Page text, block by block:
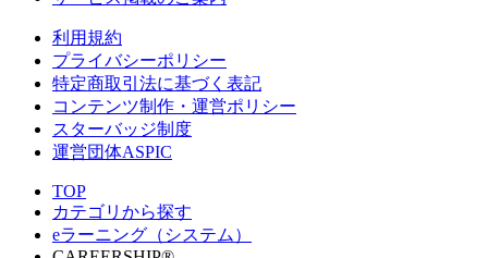
利用規約
プライバシーポリシー
特定商取引法に基づく表記
コンテンツ制作・運営ポリシー
スターバッジ制度
運営団体ASPIC
TOP
カテゴリから探す
eラーニング（システム）